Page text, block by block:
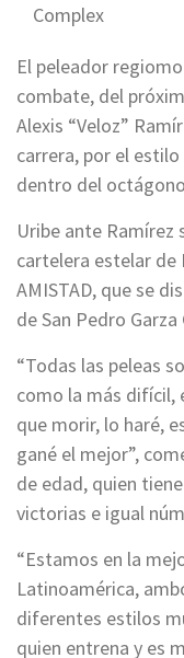
Complex
El peleador
combate, del
Alexis “Veloz”
carrera, por el
dentro del
Uribe ante Ramírez
cartelera estelar de
AMISTAD, que se
de San Pedro
“Todas las peleas
como la más difícil,
que morir, lo haré,
gané el mejor”,
de edad, quien
victorias e igual
“Estamos en la
Latinoamérica,
diferentes estilos
quien entrena y es